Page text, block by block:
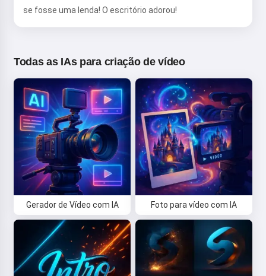
se fosse uma lenda! O escritório adorou!
Todas as IAs para criação de vídeo
Gerador de Vídeo com IA Foto para vídeo com IA